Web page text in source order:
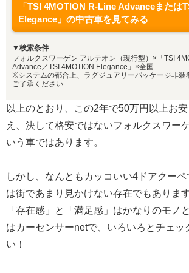
「TSI 4MOTION R-Line Advanceまたは
Elegance」の中古車を見てみる
▼検索条件
フォルクスワーゲン アルテオン（現行型）×「TSI
Advance／TSI 4MOTION Elegance」×全国
※システムの都合上、ラグジュアリーパッケージ非装
ご了承ください
以上のとおり、この2年で50万円以上お
え、決して格安ではないフォルクスワー
いう車ではあります。
しかし、なんともカッコいい4ドアクー
は街であまり見かけない存在でもありま
「存在感」と「満足感」はかなりのモノ
はカーセンサーnetで、いろいろとチェッ
い！